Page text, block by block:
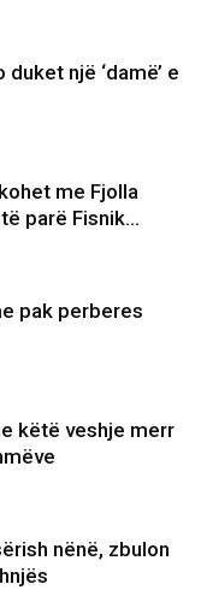
një ‘damë’ e
me Fjolla
parë Fisnik...
pak perberes
këtë veshje merr
nënë, zbulon